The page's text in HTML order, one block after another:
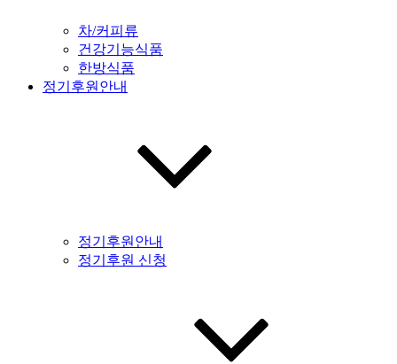
차/커피류
건강기능식품
한방식품
정기후원안내
정기후원안내
정기후원 신청